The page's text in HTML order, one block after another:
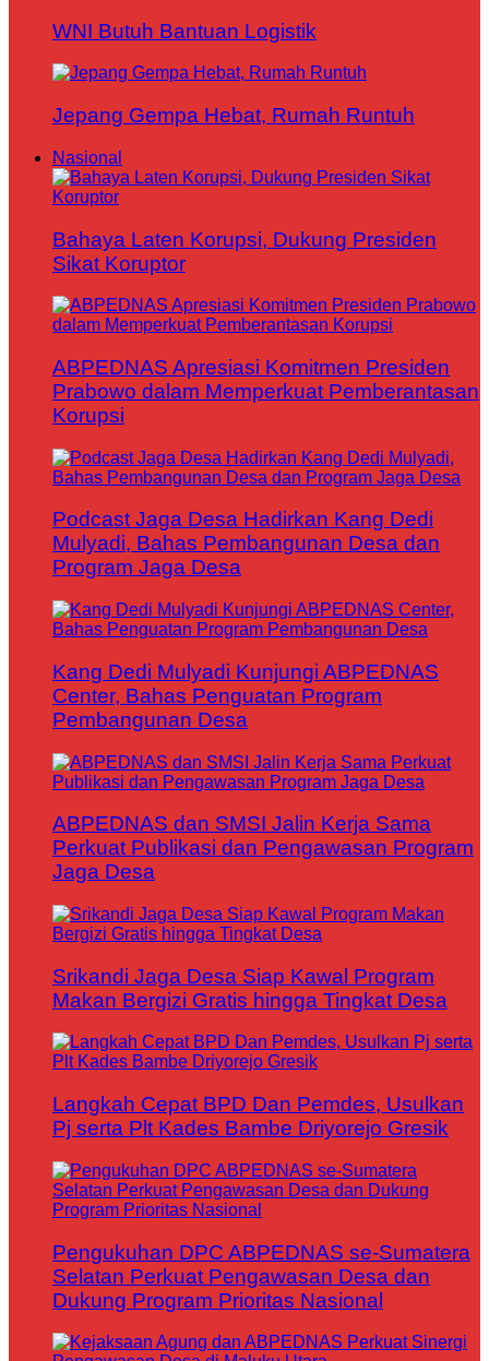
WNI Butuh Bantuan Logistik
Jepang Gempa Hebat, Rumah Runtuh
Nasional
Bahaya Laten Korupsi, Dukung Presiden
Sikat Koruptor
ABPEDNAS Apresiasi Komitmen Presiden
Prabowo dalam Memperkuat Pemberantasan
Korupsi
Podcast Jaga Desa Hadirkan Kang Dedi
Mulyadi, Bahas Pembangunan Desa dan
Program Jaga Desa
Kang Dedi Mulyadi Kunjungi ABPEDNAS
Center, Bahas Penguatan Program
Pembangunan Desa
ABPEDNAS dan SMSI Jalin Kerja Sama
Perkuat Publikasi dan Pengawasan Program
Jaga Desa
Srikandi Jaga Desa Siap Kawal Program
Makan Bergizi Gratis hingga Tingkat Desa
Langkah Cepat BPD Dan Pemdes, Usulkan
Pj serta Plt Kades Bambe Driyorejo Gresik
Pengukuhan DPC ABPEDNAS se-Sumatera
Selatan Perkuat Pengawasan Desa dan
Dukung Program Prioritas Nasional